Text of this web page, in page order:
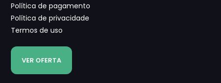
Política de pagamento
Política de privacidade
Termos de uso
VER OFERTA